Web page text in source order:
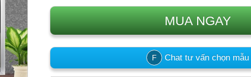
MUA NGAY
F Chat tư vấn chọn mẫu